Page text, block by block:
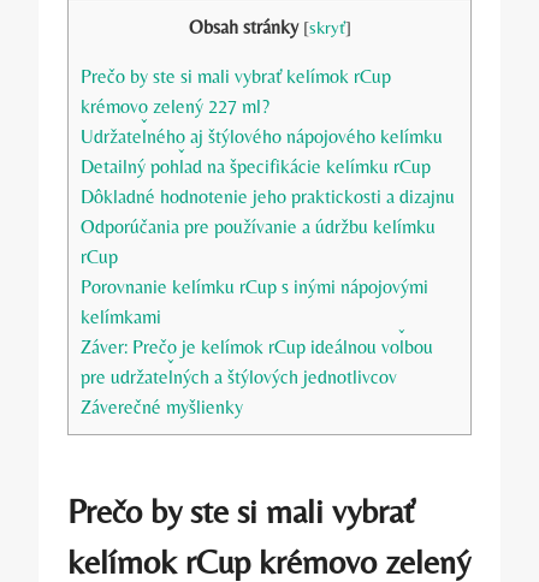
Obsah stránky [skryť]
Prečo by ste si mali vybrať kelímok rCup
krémovo zelený 227 ml?
Udržateľného aj štýlového nápojového kelímku
Detailný pohľad na špecifikácie kelímku rCup
Dôkladné hodnotenie jeho praktickosti a dizajnu
Odporúčania pre používanie a údržbu kelímku
rCup
Porovnanie kelímku rCup s inými nápojovými
kelímkami
Záver: Prečo je kelímok rCup ideálnou voľbou
pre udržateľných a štýlových jednotlivcov
Záverečné myšlienky
Prečo by ste si mali vybrať
kelímok rCup krémovo zelený